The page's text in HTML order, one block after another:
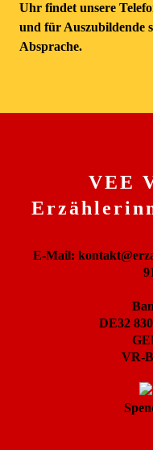
Uhr findet unsere
und für Auszubildende
Absprache.
VEE
E-Mail:
DE32
VR-